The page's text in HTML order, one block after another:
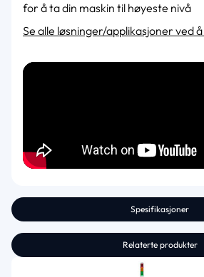
Spesifikasjoner
Relaterte produkter
for å ta din maskin til høyeste nivå
Se alle løsninger/applikasjoner ved